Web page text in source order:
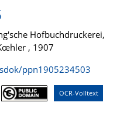
Hofbuchdruckerei,
, 1907
ppn1905234503
OCR-Volltext